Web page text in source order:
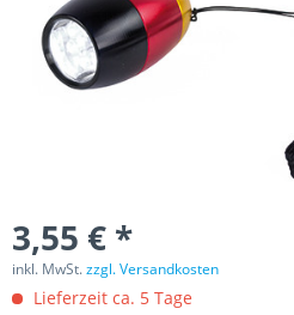
3,55 € *
inkl. MwSt.zzgl. Versandkosten
Lieferzeit ca. 5 Tage